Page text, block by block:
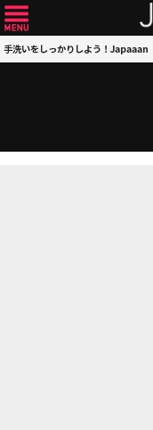
手洗いをしっかりしよう！Japaaan